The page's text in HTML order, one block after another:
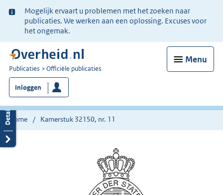
Ter
informatie:
Mogelijk ervaart u problemen met het zoeken naar
publicaties. We werken aan een oplossing. Excuses voor
het ongemak.
Menu
U
bent
nu
hier:
Publicaties Officiële publicaties
Inloggen
Home Kamerstuk 32150, nr. 11